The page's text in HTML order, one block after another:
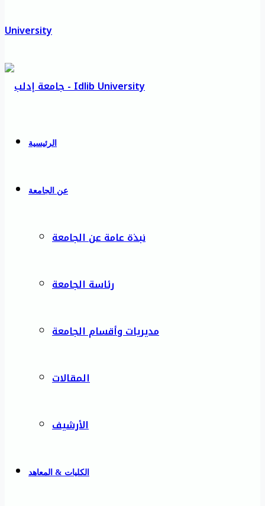
الرئيسية
عن الجامعة
نبذة عامة عن الجامعة
رئاسة الجامعة
مديريات وأقسام الجامعة
المقالات
الأرشيف
الكليات & المعاهد